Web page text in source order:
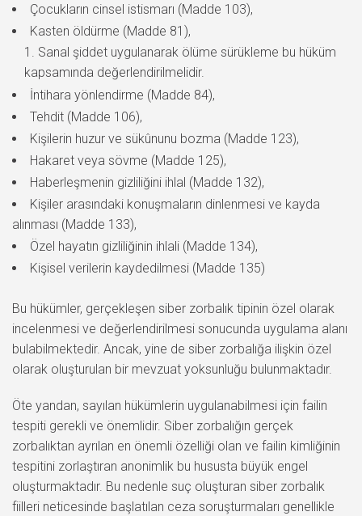
Çocukların cinsel istismarı (Madde 103),
Kasten öldürme (Madde 81),
Sanal şiddet uygulanarak ölüme sürükleme bu hüküm
kapsamında değerlendirilmelidir.
İntihara yönlendirme (Madde 84),
Tehdit (Madde 106),
Kişilerin huzur ve sükûnunu bozma (Madde 123),
Hakaret veya sövme (Madde 125),
Haberleşmenin gizliliğini ihlal (Madde 132),
Kişiler arasındaki konuşmaların dinlenmesi ve kayda
alınması (Madde 133),
Özel hayatın gizliliğinin ihlali (Madde 134),
Kişisel verilerin kaydedilmesi (Madde 135)
Bu hükümler, gerçekleşen siber zorbalık tipinin özel olarak
incelenmesi ve değerlendirilmesi sonucunda uygulama alanı
bulabilmektedir. Ancak, yine de siber zorbalığa ilişkin özel
olarak oluşturulan bir mevzuat yoksunluğu bulunmaktadır.
Öte yandan, sayılan hükümlerin uygulanabilmesi için failin
tespiti gerekli ve önemlidir. Siber zorbalığın gerçek
zorbalıktan ayrılan en önemli özelliği olan ve failin kimliğinin
tespitini zorlaştıran anonimlik bu hususta büyük engel
oluşturmaktadır. Bu nedenle suç oluşturan siber zorbalık
fiilleri neticesinde başlatılan ceza soruşturmaları genellikle